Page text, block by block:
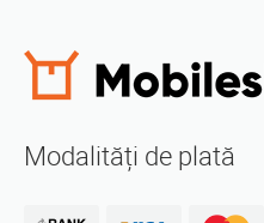
Modalități de plată